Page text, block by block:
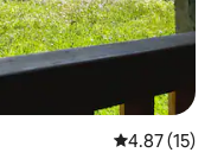
Meánrátáil
4.87 (15)